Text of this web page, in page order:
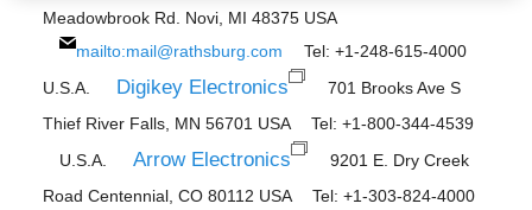
Meadowbrook Rd. Novi, MI 48375 USA
mailto:mail@rathsburg.com Tel: +1-248-615-4000
U.S.A. Digikey Electronics
701 Brooks Ave S
Thief River Falls, MN 56701 USA Tel: +1-800-344-4539
U.S.A. Arrow Electronics
9201 E. Dry Creek
Road Centennial, CO 80112 USA Tel: +1-303-824-4000